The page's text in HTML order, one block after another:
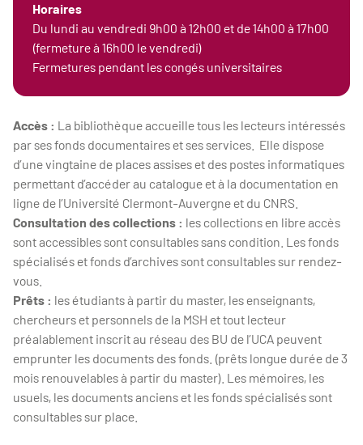
Horaires
Du lundi au vendredi 9h00 à 12h00 et de 14h00 à 17h00
(fermeture à 16h00 le vendredi)
Fermetures pendant les congés universitaires
Accès : La bibliothèque accueille tous les lecteurs intéressés
par ses fonds documentaires et ses services. Elle dispose
d’une vingtaine de places assises et des postes informatiques
permettant d’accéder au catalogue et à la documentation en
ligne de l’Université Clermont-Auvergne et du CNRS.
Consultation des collections : les collections en libre accès
sont accessibles sont consultables sans condition. Les fonds
spécialisés et fonds d’archives sont consultables sur rendez-
vous.
Prêts : les étudiants à partir du master, les enseignants,
chercheurs et personnels de la MSH et tout lecteur
préalablement inscrit au réseau des BU de l’UCA peuvent
emprunter les documents des fonds. (prêts longue durée de 3
mois renouvelables à partir du master). Les mémoires, les
usuels, les documents anciens et les fonds spécialisés sont
consultables sur place.